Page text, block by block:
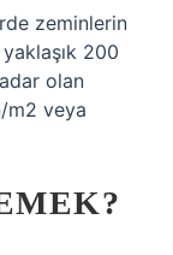
zeminlerin
200
olan
m2 veya